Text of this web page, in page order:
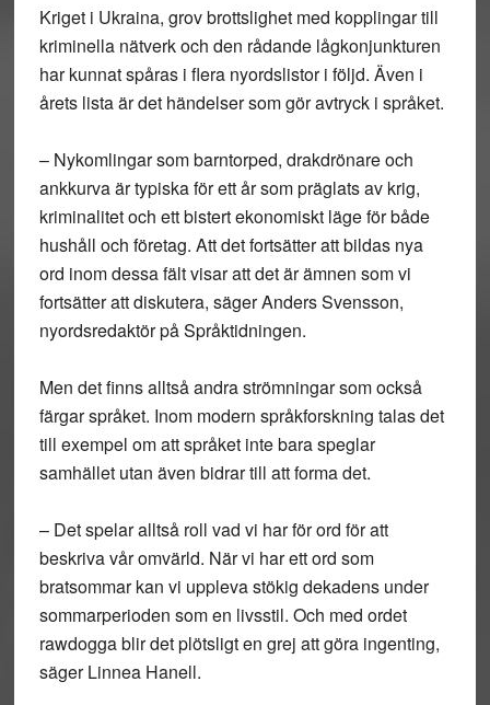
Kriget i Ukraina, grov brottslighet med kopplingar till
kriminella nätverk och den rådande lågkonjunkturen
har kunnat spåras i flera nyordslistor i följd. Även i
årets lista är det händelser som gör avtryck i språket.
– Nykomlingar som barntorped, drakdrönare och
ankkurva är typiska för ett år som präglats av krig,
kriminalitet och ett bistert ekonomiskt läge för både
hushåll och företag. Att det fortsätter att bildas nya
ord inom dessa fält visar att det är ämnen som vi
fortsätter att diskutera, säger Anders Svensson,
nyordsredaktör på Språktidningen.
Men det finns alltså andra strömningar som också
färgar språket. Inom modern språkforskning talas det
till exempel om att språket inte bara speglar
samhället utan även bidrar till att forma det.
– Det spelar alltså roll vad vi har för ord för att
beskriva vår omvärld. När vi har ett ord som
bratsommar kan vi uppleva stökig dekadens under
sommarperioden som en livsstil. Och med ordet
rawdogga blir det plötsligt en grej att göra ingenting,
säger Linnea Hanell.